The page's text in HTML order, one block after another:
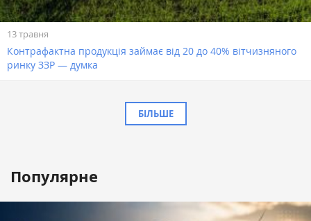
13 травня
Контрафактна продукція займає від 20 до 40% вітчизняного
ринку ЗЗР — думка
БІЛЬШЕ
Популярне